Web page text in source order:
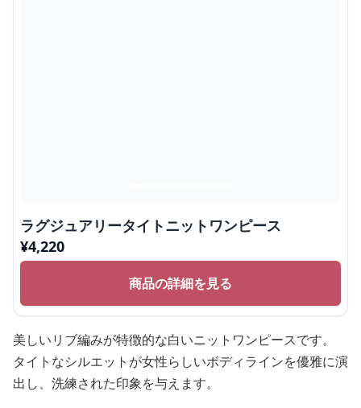
ラグジュアリータイトニットワンピース
¥4,220
商品の詳細を見る
美しいリブ編みが特徴的な白いニットワンピースです。
タイトなシルエットが女性らしいボディラインを優雅に演
出し、洗練された印象を与えます。